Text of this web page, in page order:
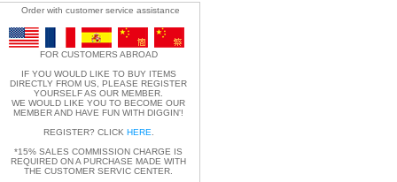
Order with customer service assistance
FOR CUSTOMERS ABROAD
IF YOU WOULD LIKE TO BUY ITEMS
DIRECTLY FROM US, PLEASE REGISTER
YOURSELF AS OUR MEMBER.
WE WOULD LIKE YOU TO BECOME OUR
MEMBER AND HAVE FUN WITH DIGGIN'!
REGISTER? CLICK HERE
*15% SALES COMMISSION CHARGE IS
REQUIRED ON A PURCHASE MADE WITH
THE CUSTOMER SERVIC CENTER.